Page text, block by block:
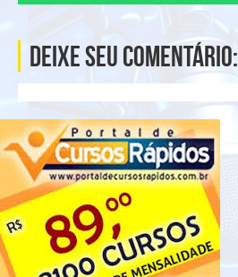
Deixe seu comentário: